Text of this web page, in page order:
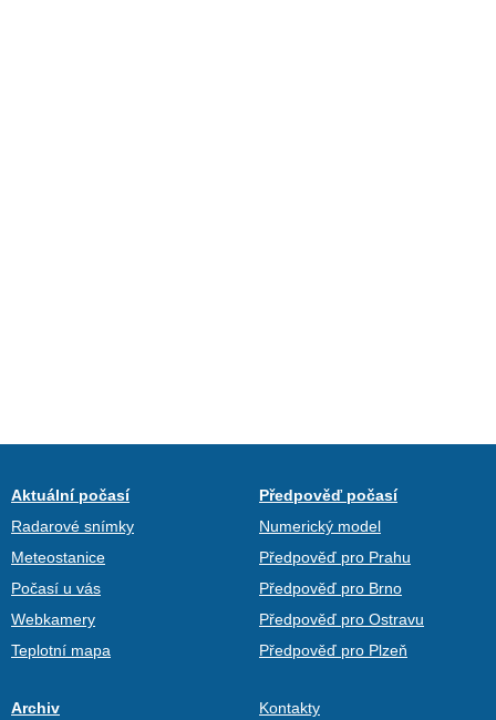
Aktuální počasí
Radarové snímky
Meteostanice
Počasí u vás
Webkamery
Teplotní mapa
Předpověď počasí
Numerický model
Předpověď pro Prahu
Předpověď pro Brno
Předpověď pro Ostravu
Předpověď pro Plzeň
Archiv Kontakty